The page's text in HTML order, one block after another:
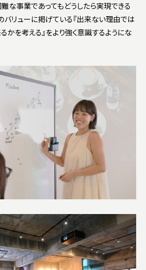
な事業であってもどうしたら実現できる
バリューに掲げている『出来ない理由では
かを考える』をより強く意識するようにな